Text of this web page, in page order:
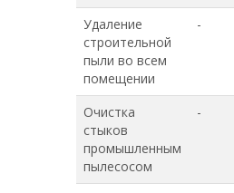
Удаление
строительной
пыли во всем
помещении
-
Очистка
стыков
промышленным
пылесосом
-